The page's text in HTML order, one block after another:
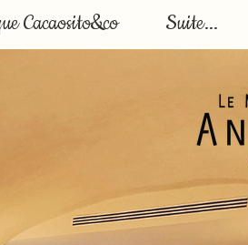
Cacaosito&co Suite...